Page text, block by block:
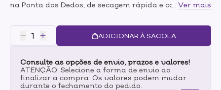
na Ponta dos Dedos, de secagem rápida e com Ultra
fórmula é hipoalergênica, isto é, livre de componentes
que costumam causar alergias, seu pincel proporciona
aplicação perfeita e alta cobertura. Além disso, todos
Leaping Bunny da Cruelty Free International, padrão
ouro globalmente reconhecido para produtos livre de
crueldade animal. Inspire-se, contagie e impacte.
Ver mais
ADICIONAR À SACOLA
Consulte as opções de envio, prazos e valores!
ATENÇÃO: Selecione a forma de envio ao
finalizar a compra. Os valores podem mudar
durante o fechamento do pedido.